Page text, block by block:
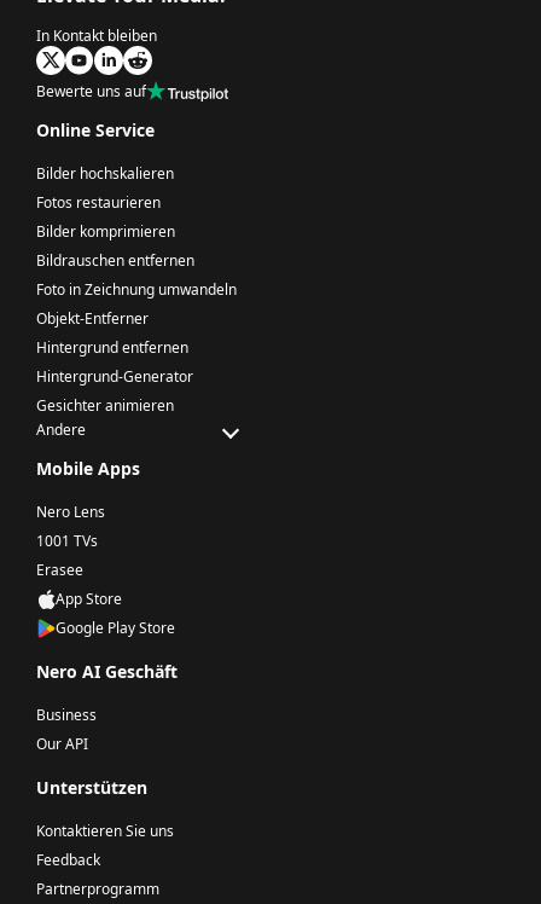
In Kontakt bleiben
Bewerte uns auf
Online Service
Bilder hochskalieren
Fotos restaurieren
Bilder komprimieren
Bildrauschen entfernen
Foto in Zeichnung umwandeln
Objekt-Entferner
Hintergrund entfernen
Hintergrund-Generator
Gesichter animieren
Andere
Mobile Apps
Nero Lens
1001 TVs
Erasee
App Store
Google Play Store
Nero AI Geschäft
Business
Our API
Unterstützen
Kontaktieren Sie uns
Feedback
Partnerprogramm